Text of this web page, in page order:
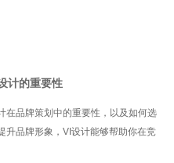
计的重要性
在品牌策划中的重要性，以及如何选
升品牌形象，VI设计能够帮助你在竞